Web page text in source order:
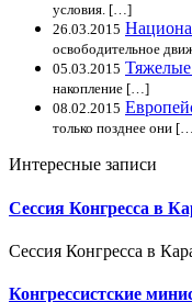
условия. […]
26.03.2015
освободительное
05.03.2015
накопление […]
08.02.2015
только позднее они
Интересные записи
Сессия Конгресса в
Сессия Конгресса в
Конгрессистские